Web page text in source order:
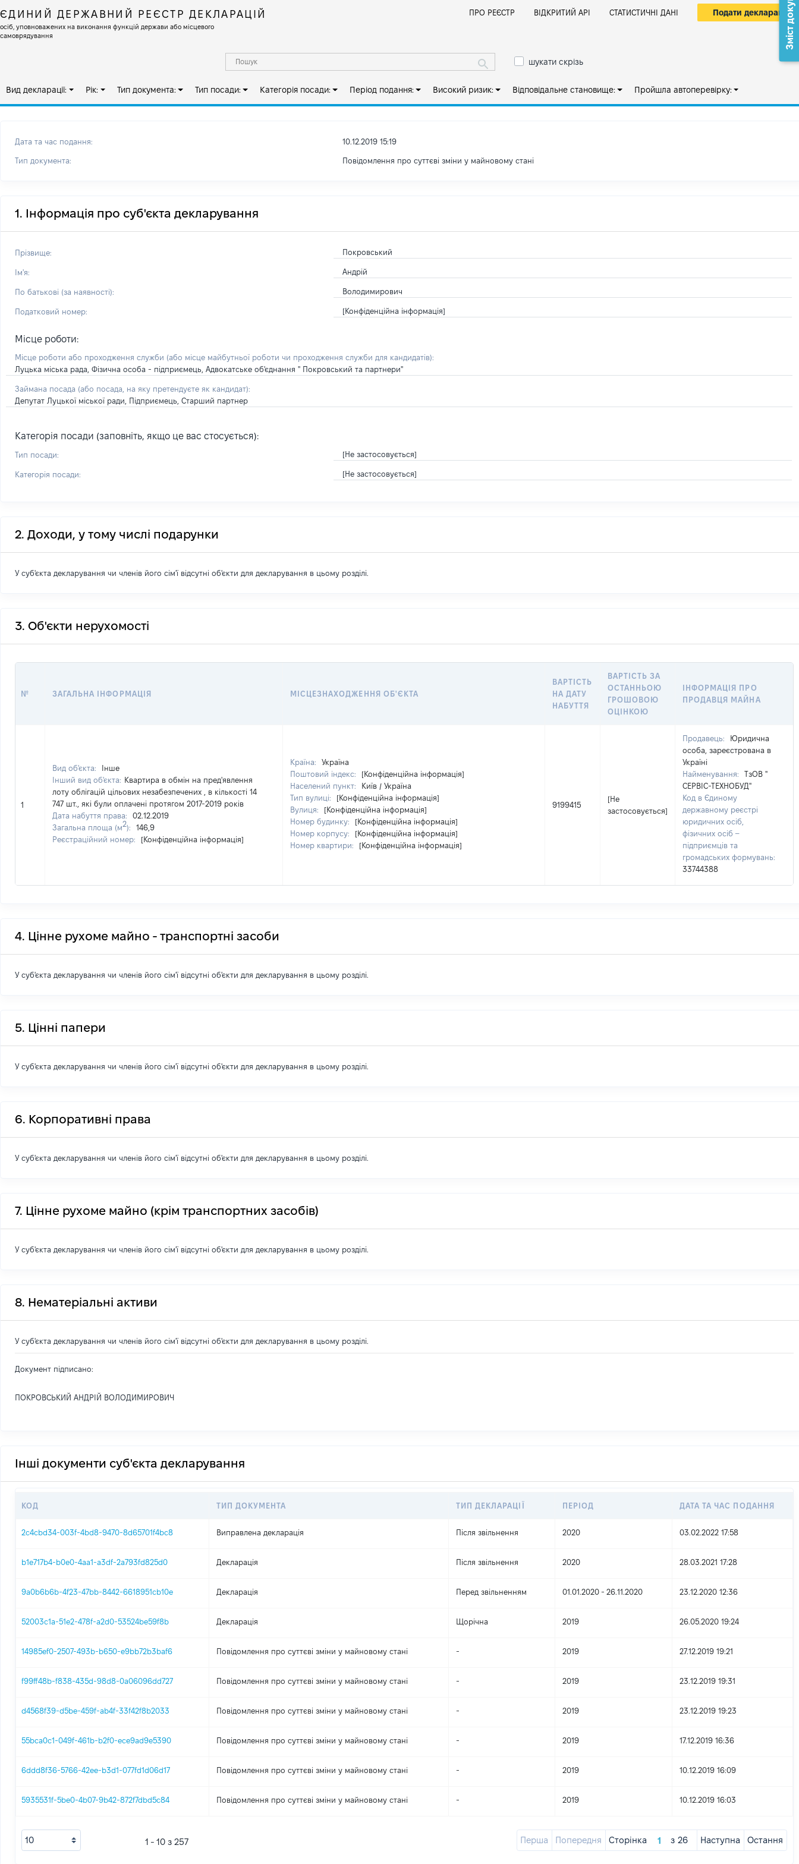
ЄДИНИЙ ДЕРЖАВНИЙ РЕЄСТР ДЕКЛАРАЦІЙ
осіб, уповноважених на виконання функцій держави або місцевого
самоврядування
ПРО РЕЄСТР ВІДКРИТИЙ АРІ СТАТИСТИЧНІ ДАНІ Подати декларацію
шукати скрізь
Вид декларації: Рік: Тип документа: Тип посади: Категорія посади: Період подання: Високий ризик: Відповідальне становище: Пройшла автоперевірку:
Дата та час подання: 10.12.2019 15:19
Тип документа: Повідомлення про суттєві зміни y майновому стані
1. Інформація про суб'єкта декларування
Прізвище: Покровський
Ім'я: Андрій
По батькові (за наявності): Володимирович
Податковий номер: [Конфіденційна інформація]
Місце роботи:
Місце роботи або проходження служби (або місце майбутньої роботи чи проходження служби для кандидатів):
Луцька міська рада, Фізична особа - підприємець, Адвокатське об'єднання " Покровський та партнери"
Займана посада (або посада, на яку претендуєте як кандидат):
Депутат Луцької міської ради, Підприємець, Старший партнер
Категорія посади (заповніть, якщо це вас стосується):
Тип посади: [Не застосовується]
Категорія посади: [Не застосовується]
2. Доходи, у тому числі подарунки
У суб'єкта декларування чи членів його сім'ї відсутні об'єкти для декларування в цьому розділі.
3. Об'єкти нерухомості
№ ЗАГАЛЬНА ІНФОРМАЦІЯ МІСЦЕЗНАХОДЖЕННЯ ОБ'ЄКТА
ВАРТІСТЬ
НА ДАТУ
НАБУТТЯ
ВАРТІСТЬ ЗА
ОСТАННЬОЮ
ГРОШОВОЮ
ОЦІНКОЮ
ІНФОРМАЦІЯ ПРО
ПРОДАВЦЯ МАЙНА
1
Вид об'єкта:
Інше
Інший вид об'єкта: Квартира в обмін на пред'явлення
лоту облігацій цільових незабезпечених , в кількості 14
747 шт., які були оплачені протягом 2017-2019 років
Дата набуття права:
02.12.2019
Загальна площа (м2):
146,9
Реєстраційний номер:
[Конфіденційна інформація]
Країна:
Україна
Поштовий індекс:
[Конфіденційна інформація]
Населений пункт:
Київ / Україна
Тип вулиці:
[Конфіденційна інформація]
Вулиця:
[Конфіденційна інформація]
Номер будинку:
[Конфіденційна інформація]
Номер корпусу:
[Конфіденційна інформація]
Номер квартири:
[Конфіденційна інформація]
9199415
[Не
застосовується]
Продавець:
Юридична
особа, зареєстрована в
Україні
Найменування:
ТзОВ "
СЕРВІС-ТЕХНОБУД"
Код в Єдиному
державному реєстрі
юридичних осіб,
фізичних осіб –
підприємців та
громадських формувань:
33744388
4. Цінне рухоме майно - транспортні засоби
У суб'єкта декларування чи членів його сім'ї відсутні об'єкти для декларування в цьому розділі.
5. Цінні папери
У суб'єкта декларування чи членів його сім'ї відсутні об'єкти для декларування в цьому розділі.
6. Корпоративні права
У суб'єкта декларування чи членів його сім'ї відсутні об'єкти для декларування в цьому розділі.
7. Цінне рухоме майно (крім транспортних засобів)
У суб'єкта декларування чи членів його сім'ї відсутні об'єкти для декларування в цьому розділі.
8. Нематеріальні активи
У суб'єкта декларування чи членів його сім'ї відсутні об'єкти для декларування в цьому розділі.
Документ підписано:
ПОКРОВСЬКИЙ АНДРІЙ ВОЛОДИМИРОВИЧ
Інші документи суб'єкта декларування
КОД ТИП ДОКУМЕНТА ТИП ДЕКЛАРАЦІЇ ПЕРІОД ДАТА ТА ЧАС ПОДАННЯ
2c4cbd34-003f-4bd8-9470-8d65701f4bc8 Виправлена декларація Після звільнення 2020 03.02.2022 17:58
b1e717b4-b0e0-4aa1-a3df-2a793fd825d0 Декларація Після звільнення 2020 28.03.2021 17:28
9a0b6b6b-4f23-47bb-8442-6618951cb10e Декларація Перед звільненням 01.01.2020 - 26.11.2020 23.12.2020 12:36
52003c1a-51e2-478f-a2d0-53524be59f8b Декларація Щорічна 2019 26.05.2020 19:24
14985ef0-2507-493b-b650-e9bb72b3baf6 Повідомлення про суттєві зміни y майновому стані - 2019 27.12.2019 19:21
f99ff48b-f838-435d-98d8-0a06096dd727 Повідомлення про суттєві зміни y майновому стані - 2019 23.12.2019 19:31
d4568f39-d5be-459f-ab4f-33f42f8b2033 Повідомлення про суттєві зміни y майновому стані - 2019 23.12.2019 19:23
55bca0c1-049f-461b-b2f0-ece9ad9e5390 Повідомлення про суттєві зміни y майновому стані - 2019 17.12.2019 16:36
6ddd8f36-5766-42ee-b3d1-077fd1d06d17 Повідомлення про суттєві зміни y майновому стані - 2019 10.12.2019 16:09
5935531f-5be0-4b07-9b42-872f7dbd5c84 Повідомлення про суттєві зміни y майновому стані - 2019 10.12.2019 16:03
1 - 10 з 257 Перша Попередня Сторінка з 26 Наступна Остання